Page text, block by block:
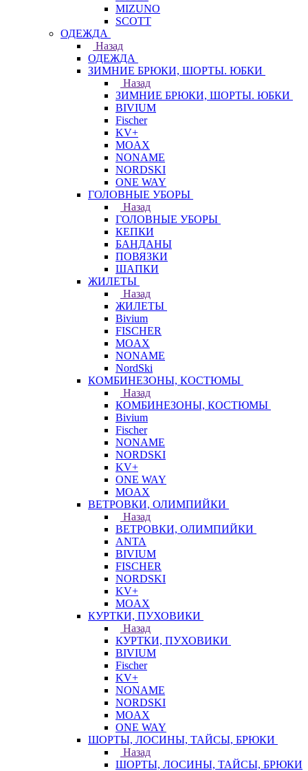
MIZUNO
SCOTT
ОДЕЖДА
Назад
ОДЕЖДА
ЗИМНИЕ БРЮКИ, ШОРТЫ. ЮБКИ
Назад
ЗИМНИЕ БРЮКИ, ШОРТЫ. ЮБКИ
BIVIUM
Fischer
KV+
MOAX
NONAME
NORDSKI
ONE WAY
ГОЛОВНЫЕ УБОРЫ
Назад
ГОЛОВНЫЕ УБОРЫ
КЕПКИ
БАНДАНЫ
ПОВЯЗКИ
ШАПКИ
ЖИЛЕТЫ
Назад
ЖИЛЕТЫ
Bivium
FISCHER
MOAX
NONAME
NordSki
КОМБИНЕЗОНЫ, КОСТЮМЫ
Назад
КОМБИНЕЗОНЫ, КОСТЮМЫ
Bivium
Fischer
NONAME
NORDSKI
KV+
ONE WAY
MOAX
ВЕТРОВКИ, ОЛИМПИЙКИ
Назад
ВЕТРОВКИ, ОЛИМПИЙКИ
ANTA
BIVIUM
FISCHER
NORDSKI
KV+
MOAX
КУРТКИ, ПУХОВИКИ
Назад
КУРТКИ, ПУХОВИКИ
BIVIUM
Fischer
KV+
NONAME
NORDSKI
MOAX
ONE WAY
ШОРТЫ, ЛОСИНЫ, ТАЙСЫ, БРЮКИ
Назад
ШОРТЫ, ЛОСИНЫ, ТАЙСЫ, БРЮКИ